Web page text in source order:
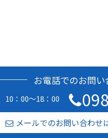
お電話でのお問い
：00～18：00
メールでのお問い合わせ